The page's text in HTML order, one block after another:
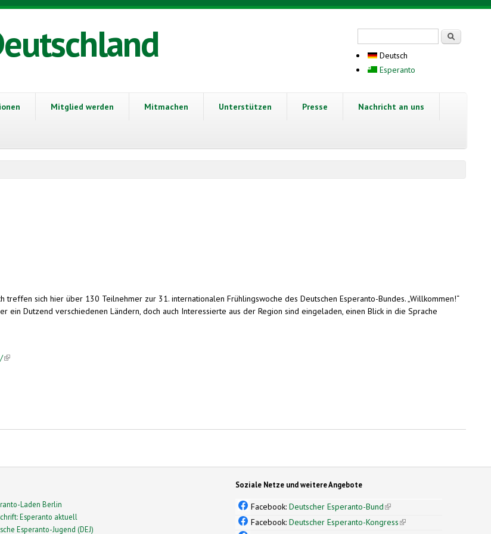
Deutsch
Esperanto
Mitglied werden Mitmachen Unterstützen Presse Nachricht an uns
sich hier über 130 Teilnehmer zur 31. internationalen Frühlingswoche des Deutschen Esperanto-Bundes. „Willkommen!“
ein Dutzend verschiedenen Ländern, doch auch Interessierte aus der Region sind eingeladen, einen Blick in die Sprache
(link is external)
Laden Berlin
Esperanto aktuell
Esperanto-Jugend (DEJ)
Soziale Netze und weitere Angebote
Facebook:Deutscher Esperanto-Bund(link is external)
Facebook:Deutscher Esperanto-Kongress(link is external)